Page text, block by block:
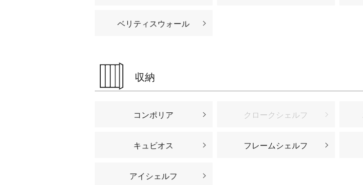
ベリティスウォール
収納
コンポリア クロークシェルフ
キュビオス フレームシェルフ
アイシェルフ